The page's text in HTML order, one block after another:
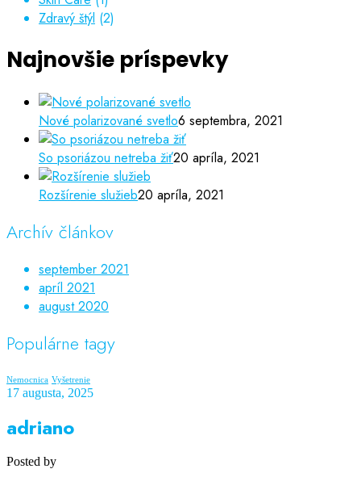
Zdravý štýl (2)
Najnovšie príspevky
Nové polarizované svetlo6 septembra, 2021
So psoriázou netreba žiť20 apríla, 2021
Rozšírenie služieb20 apríla, 2021
Archív článkov
september 2021
apríl 2021
august 2020
Populárne tagy
Nemocnica Vyšetrenie
17 augusta, 2025
adriano
Posted by